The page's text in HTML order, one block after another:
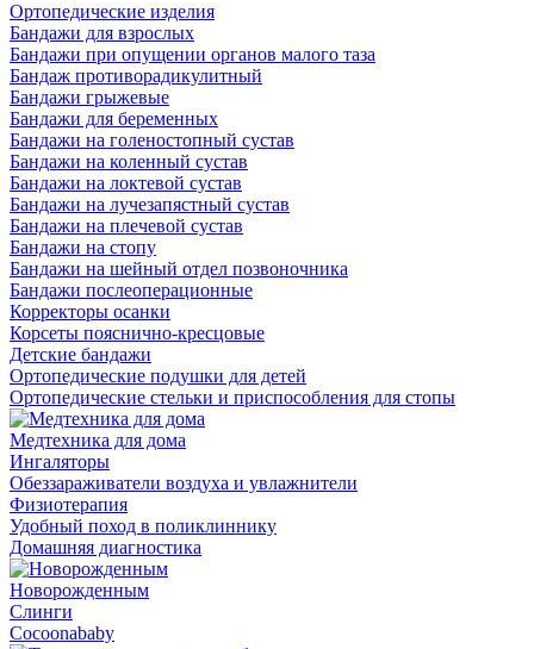
Ортопедические изделия
Бандажи для взрослых
Бандажи при опущении органов малого таза
Бандаж противорадикулитный
Бандажи грыжевые
Бандажи для беременных
Бандажи на голеностопный сустав
Бандажи на коленный сустав
Бандажи на локтевой сустав
Бандажи на лучезапястный сустав
Бандажи на плечевой сустав
Бандажи на стопу
Бандажи на шейный отдел позвоночника
Бандажи послеоперационные
Корректоры осанки
Корсеты пояснично-кресцовые
Детские бандажи
Ортопедические подушки для детей
Ортопедические стельки и приспособления для стопы
Медтехника для дома
Ингаляторы
Обеззараживатели воздуха и увлажнители
Физиотерапия
Удобный поход в поликлиннику
Домашняя диагностика
Новорожденным
Слинги
Cocoonababy